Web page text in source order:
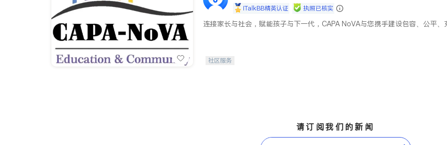
iTalkBB精英认证 执照已核实
连接家长与社会，赋能孩子与下一代，CAPA NoVA与您携手建设包容、公平、
社区服务
请订阅我们的新闻